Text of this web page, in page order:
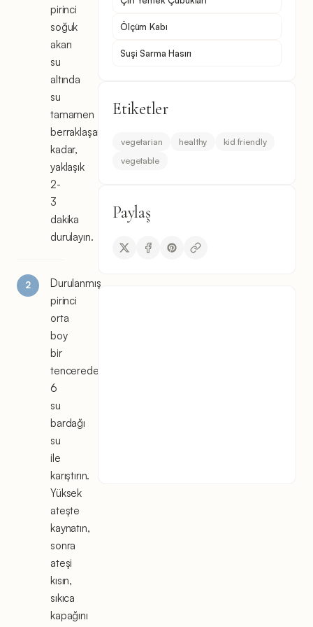
pirinci
soğuk
akan
su
altında
su
tamamen
berraklaşana
kadar,
yaklaşık
2-
3
dakika
durulayın.
Durulanmış
pirinci
orta
boy
bir
tencerede
6
su
bardağı
su
ile
karıştırın.
Yüksek
ateşte
kaynatın,
sonra
ateşi
kısın,
sıkıca
kapağını
Ölçüm Kabı
Suşi Sarma Hasırı
Etiketler
vegetarian healthy
kid friendly
vegetable
Paylaş